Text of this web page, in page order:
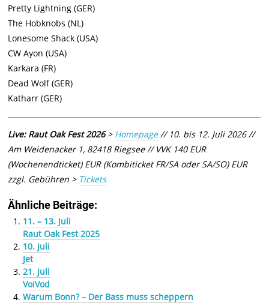
Pretty Lightning (GER)
The Hobknobs (NL)
Lonesome Shack (USA)
CW Ayon (USA)
Karkara (FR)
Dead Wolf (GER)
Katharr (GER)
Live: Raut Oak Fest 2026> Homepage// 10. bis 12. Juli 2026 //
Am Weidenacker 1, 82418 Riegsee // VVK 140 EUR
(Wochenendticket) EUR (Kombiticket FR/SA oder SA/SO) EUR
zzgl. Gebühren > Tickets
Ähnliche Beiträge:
11. – 13. Juli
Raut Oak Fest 2025
10. Juli
Jet
21. Juli
VoiVod
Warum Bonn? – Der Bass muss scheppern